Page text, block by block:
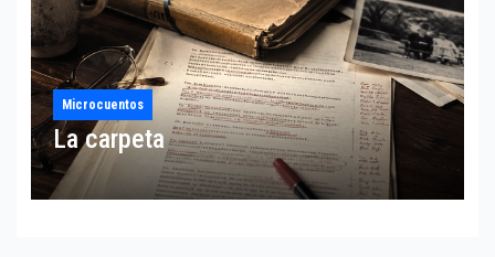
Microcuentos
La carpeta